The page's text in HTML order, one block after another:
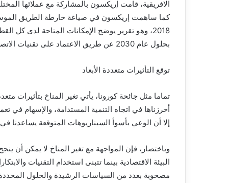
الافريقية، قامت إريكسون بالمشاركة مع عملائها
كما ساهمت إريكسون في صياغة خارطة الطريق
2018، وهو تقرير يوضح الإمكانات المتاحة لدى
بحلول عام 2030 عن طريق الاعتماد على تقنيات الاتصال والتكنولوجيا المتطورة.
توقع التأثيرات متعددة الأبعاد
تماما مثل جائحة كورونا، يأتي تغير المناخ بتأثيرات
أحرزناها في اتجاه التنمية المستدامة، والإسهام في
إلا أن الوعي بأسوأ السيناريوهات المتوقعة يساعدنا
وباختصار، فإن المواجهة مع تغير المناخ لا يمكن أن
البيئة الاقتصادية بينما تتبنى استخدام التقنيات
مصحوبة بعدد من السياسات الرشيدة والحلول